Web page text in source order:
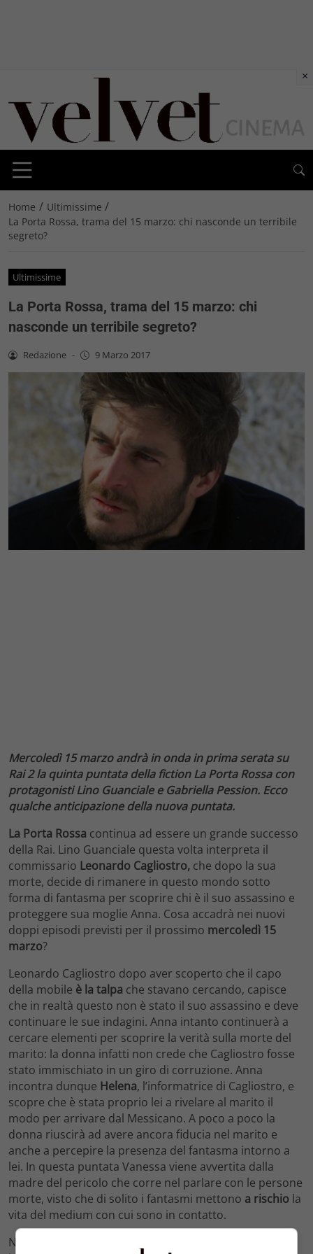
Home / Ultimissime /
La Porta Rossa, trama del 15 marzo: chi nasconde un terribile
segreto?
Ultimissime
La Porta Rossa, trama del 15 marzo: chi
nasconde un terribile segreto?
Redazione - 9 Marzo 2017
Mercoledì 15 marzo andrà in onda in prima serata su
Rai 2 la quinta puntata della fiction La Porta Rossa con
protagonisti Lino Guanciale e Gabriella Pession. Ecco
qualche anticipazione della nuova puntata.
La Porta Rossa continua ad essere un grande successo
della Rai. Lino Guanciale questa volta interpreta il
commissario Leonardo Cagliostro, che dopo la sua
morte, decide di rimanere in questo mondo sotto
forma di fantasma per scoprire chi è il suo assassino e
proteggere sua moglie Anna. Cosa accadrà nei nuovi
doppi episodi previsti per il prossimo mercoledì 15
marzo?
Leonardo Cagliostro dopo aver scoperto che il capo
della mobile è la talpa che stavano cercando, capisce
che in realtà questo non è stato il suo assassino e deve
continuare le sue indagini. Anna intanto continuerà a
cercare elementi per scoprire la verità sulla morte del
marito: la donna infatti non crede che Cagliostro fosse
stato immischiato in un giro di corruzione. Anna
incontra dunque Helena, l’informatrice di Cagliostro, e
scopre che è stata proprio lei a rivelare al marito il
modo per arrivare dal Messicano. A poco a poco la
donna riuscirà ad avere ancora fiducia nel marito e
anche a percepire la presenza del fantasma intorno a
lei. In questa puntata Vanessa viene avvertita dalla
madre del pericolo che corre nel parlare con le persone
morte, visto che di solito i fantasmi mettono a rischio la
vita del medium con cui sono in contatto.
Nel
×